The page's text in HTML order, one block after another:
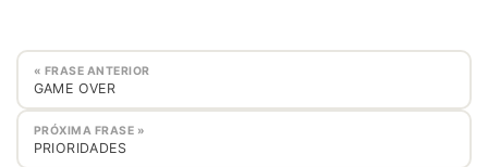
« FRASE ANTERIOR
GAME OVER
PRÓXIMA FRASE »
PRIORIDADES